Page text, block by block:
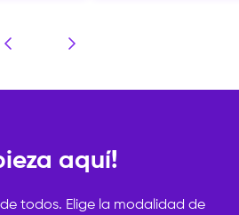
y
aquí!
todos. Elige la modalidad de